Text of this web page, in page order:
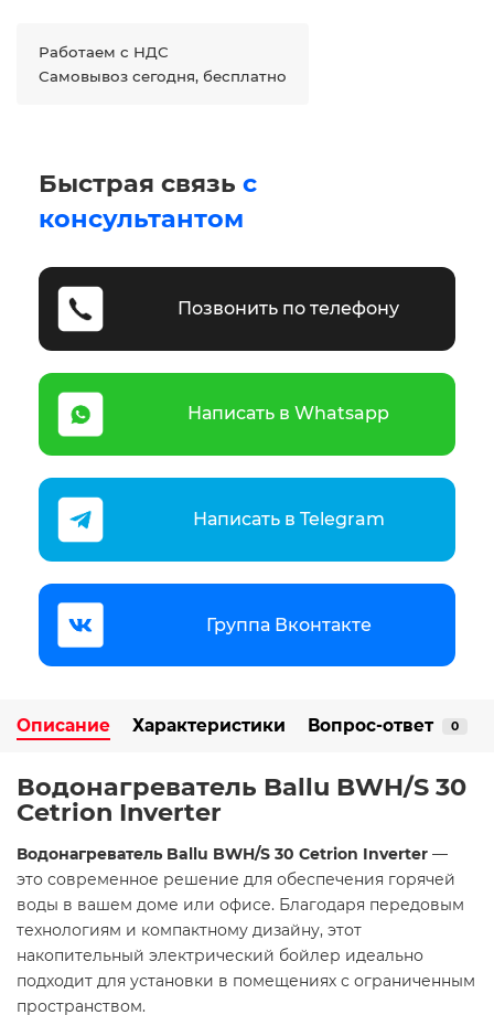
Работаем с НДС
Самовывоз сегодня, бесплатно
Быстрая связь с
консультантом
Позвонить по телефону
Написать в Whatsapp
Написать в Telegram
Группа Вконтакте
Описание Характеристики Вопрос-ответ 0
Водонагреватель Ballu BWH/S 30
Cetrion Inverter
Водонагреватель Ballu BWH/S 30 Cetrion Inverter —
это современное решение для обеспечения горячей
воды в вашем доме или офисе. Благодаря передовым
технологиям и компактному дизайну, этот
накопительный электрический бойлер идеально
подходит для установки в помещениях с ограниченным
пространством.​